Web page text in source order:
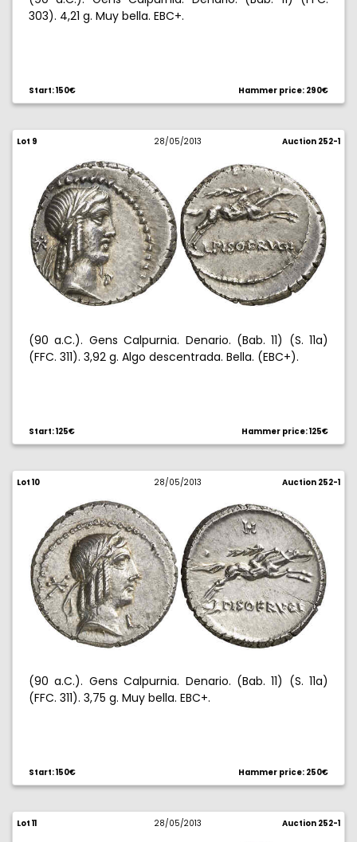
303). 4,21 g. Muy bella. EBC+.
Start: 150€ Hammer price: 290€
Lot 9 28/05/2013 Auction 252-1
(90 a.C.). Gens Calpurnia. Denario. (Bab. 11) (S. 11a)
(FFC. 311). 3,92 g. Algo descentrada. Bella. (EBC+).
Start: 125€ Hammer price: 125€
Lot 10 28/05/2013 Auction 252-1
(90 a.C.). Gens Calpurnia. Denario. (Bab. 11) (S. 11a)
(FFC. 311). 3,75 g. Muy bella. EBC+.
Start: 150€ Hammer price: 250€
Lot 11 28/05/2013 Auction 252-1